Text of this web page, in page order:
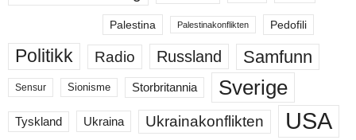
Palestina Palestinakonflikten Pedofili
Politikk Radio Russland Samfunn
Sensur Sionisme Storbritannia Sverige
Tyskland Ukraina Ukrainakonflikten USA